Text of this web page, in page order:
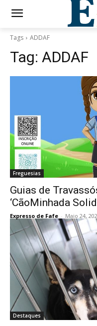
Tags ADDAF
Tag: ADDAF
Freguesias
Guias de
‘CãoMinhada
Expresso de Fafe - Maio 24,
Destaques